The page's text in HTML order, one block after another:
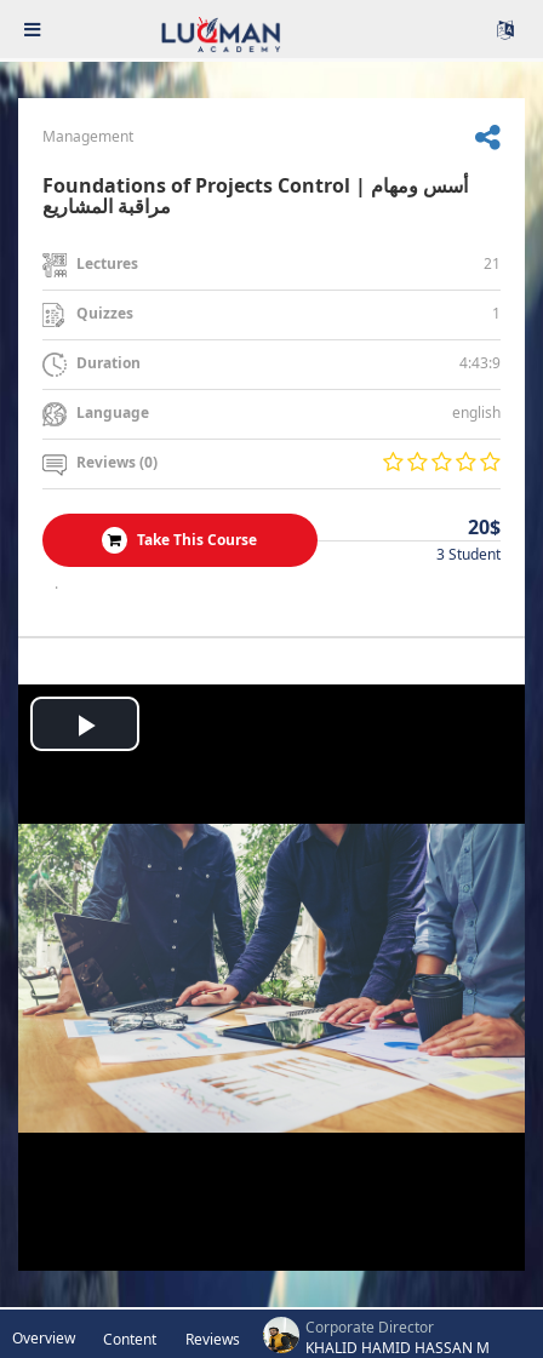
Management
Foundations of Projects Control | أسس ومهام
مراقبة المشاريع
Lectures 21
Quizzes 1
Duration 4:43:9
Language english
Reviews (0)
Take This Course 20$
3 Student
.
Play
Overview Content Reviews
Corporate Director
KHALID HAMID HASSAN M